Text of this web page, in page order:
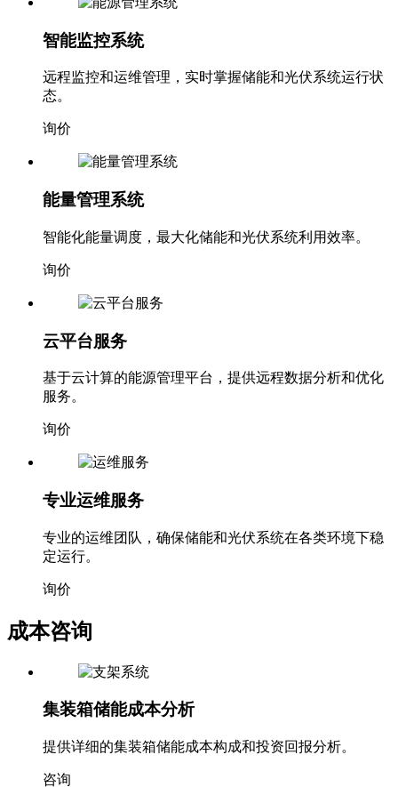
远程监控和运维管理，实时掌握储能和光伏系统运行状
态。
询价
智能化能量调度，最大化储能和光伏系统利用效率。
询价
基于云计算的能源管理平台，提供远程数据分析和优化
服务。
询价
专业的运维团队，确保储能和光伏系统在各类环境下稳
定运行。
询价
集装箱储能成本分析
提供详细的集装箱储能成本构成和投资回报分析。
咨询